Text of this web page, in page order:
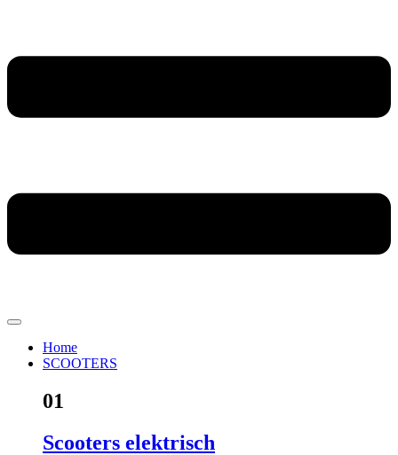
Home
SCOOTERS
01
Scooters elektrisch